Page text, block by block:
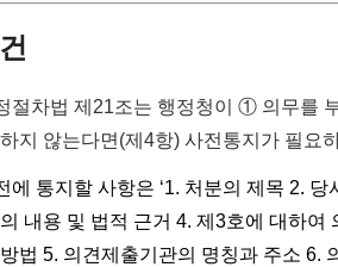
절차법 제21조는 행정청이 ① 의무를
지 않는다면(제4항) 사전통지가 필요
에 통지할 사항은 ‘1. 처분의 제목 2.
내용 및 법적 근거 4. 제3호에 대하
법 5. 의견제출기관의 명칭과 주소 6.